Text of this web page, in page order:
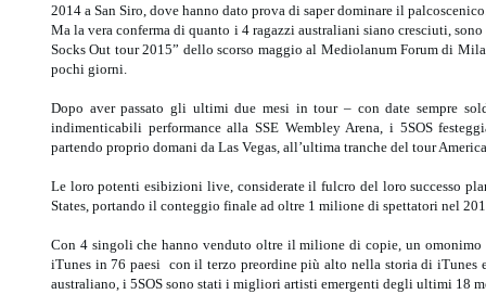
2014 a San Siro, dove hanno dato prova di saper dominare il
Ma la vera conferma di quanto i 4 ragazzi australiani siano cresciuti,
Socks Out tour 2015” dello scorso maggio al Mediolanum Forum di
pochi giorni.
Dopo aver passato gli ultimi due mesi in tour – con date sempre
indimenticabili performance alla SSE Wembley Arena, i 5SOS
partendo proprio domani da Las Vegas, all’ultima tranche del tour
Le loro potenti esibizioni live, considerate il fulcro del loro successo
States, portando il conteggio finale ad oltre 1 milione di spettatori nel
Con 4 singoli che hanno venduto oltre il milione di copie, un
iTunes in 76 paesi con il terzo preordine più alto nella storia di
australiano, i 5SOS sono stati i migliori artisti emergenti degli ultimi 18